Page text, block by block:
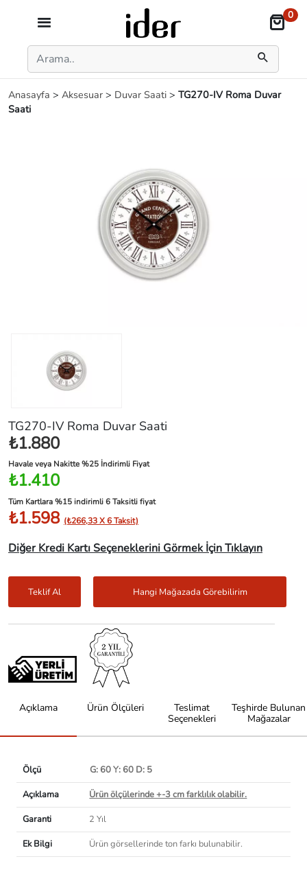
0
Anasayfa > Aksesuar > Duvar Saati > TG270-IV Roma Duvar
Saati
TG270-IV Roma Duvar Saati
₺1.880
Havale veya Nakitte %25 İndirimli Fiyat
₺1.410
Tüm Kartlara %15 indirimli 6 Taksitli fiyat
₺1.598 (₺266,33 X 6 Taksit)
Diğer Kredi Kartı Seçeneklerini Görmek İçin Tıklayın
Teklif Al Hangi Mağazada Görebilirim
Açıklama Ürün Ölçüleri
Teslimat
Seçenekleri
Teşhirde Bulunan
Mağazalar
Ölçü
G: 60 Y: 60 D: 5
Açıklama
Ürün ölçülerinde +-3 cm farklılık olabilir.
Garanti
2 Yıl
Ek Bilgi
Ürün görsellerinde ton farkı bulunabilir.